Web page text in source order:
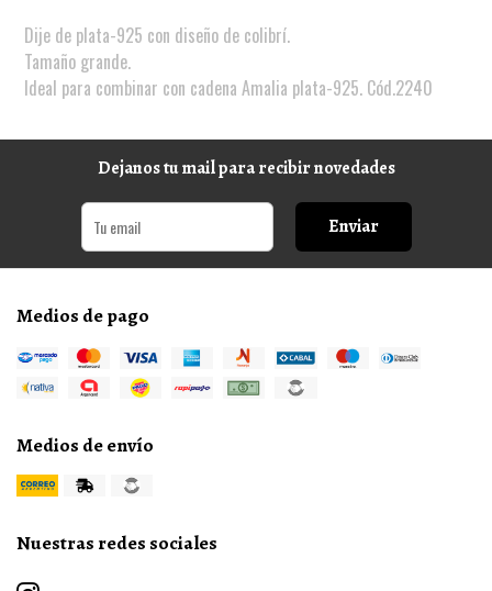
Dije de plata-925 con diseño de colibrí.
Tamaño grande.
Ideal para combinar con cadena Amalia plata-925. Cód.2240
Dejanos tu mail para recibir novedades
Enviar
Medios de pago
Medios de envío
Nuestras redes sociales